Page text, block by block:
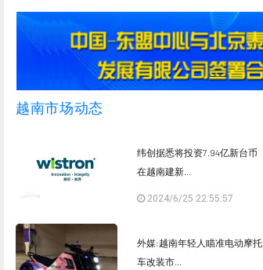
越南市场动态
纬创据悉将投资7.94亿新台币
在越南建新...
2024/6/25 22:55:57
外媒:越南年轻人瞄准电动摩托
车改装市...